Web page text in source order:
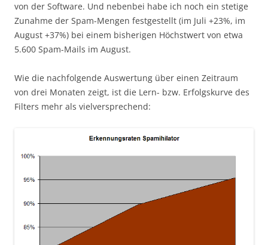
von der Software. Und nebenbei habe ich noch ein stetige
Zunahme der Spam-Mengen festgestellt (im Juli +23%, im
August +37%) bei einem bisherigen Höchstwert von etwa
5.600 Spam-Mails im August.
Wie die nachfolgende Auswertung über einen Zeitraum
von drei Monaten zeigt, ist die Lern- bzw. Erfolgskurve des
Filters mehr als vielversprechend: